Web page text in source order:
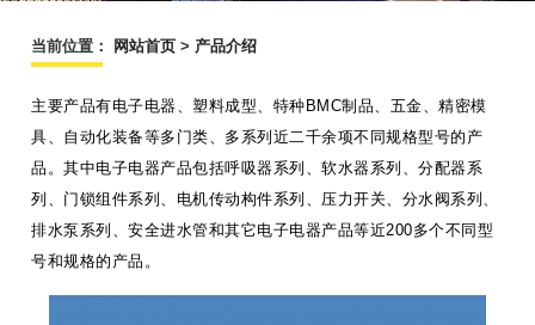
当前位置 ： 网站首页 > 产品介绍
主要产品有电子电器、塑料成型、特种BMC制品、五金、精密模
具、自动化装备等多门类、多系列近二千余项不同规格型号的产
品。其中电子电器产品包括呼吸器系列、软水器系列、分配器系
列、门锁组件系列、电机传动构件系列、压力开关、分水阀系列、
排水泵系列、安全进水管和其它电子电器产品等近200多个不同型
号和规格的产品。